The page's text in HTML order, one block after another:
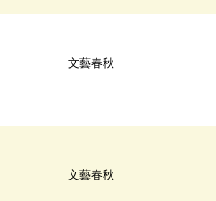
文藝春秋
文藝春秋